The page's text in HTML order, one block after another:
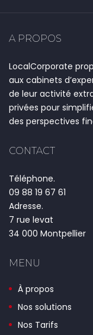
A PROPOS
LocalCorporate
aux cabinets
de leur activité
privées pour
des perspectives
CONTACT
Téléphone.
09 88 19 67 61
Adresse.
7 rue levat
34 000 Montpellier
MENU
À propos
Nos solutions
Nos Tarifs